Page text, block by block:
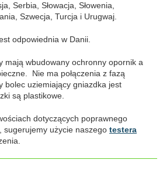
Serbia, Słowacja, Słowenia,
Szwecja, Turcja i Urugwaj.
odpowiednia w Danii.
mają wbudowany ochronny opornik a
Nie ma połączenia z fazą
bolec uziemiający gniazdka jest
są plastikowe.
dotyczących poprawnego
sugerujemy użycie naszego testera